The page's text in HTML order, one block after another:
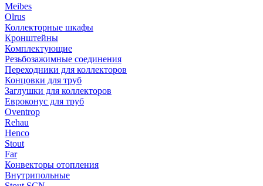
Meibes
Olrus
Коллекторные шкафы
Кронштейны
Комплектующие
Резьбозажимные соединения
Переходники для коллекторов
Концовки для труб
Заглушки для коллекторов
Евроконус для труб
Oventrop
Rehau
Henco
Stout
Far
Конвекторы отопления
Внутрипольные